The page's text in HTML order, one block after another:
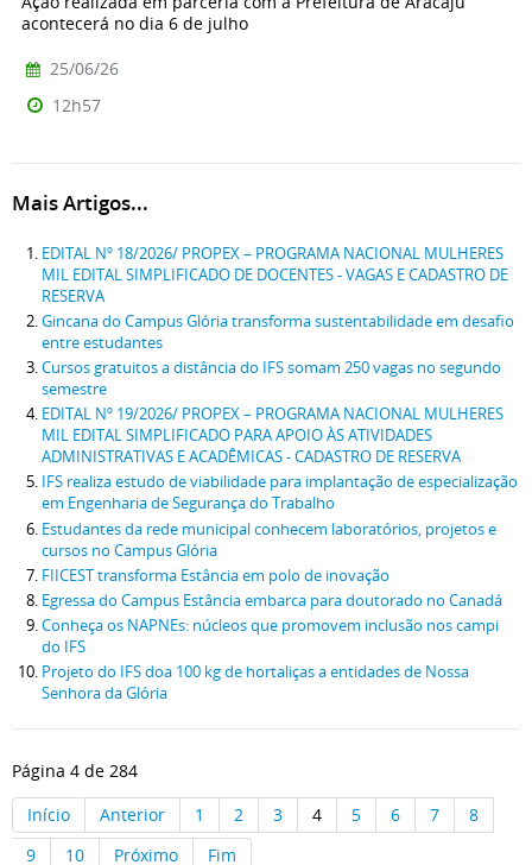
acontecerá no dia 6 de julho
25/06/26
12h57
Mais Artigos...
EDITAL Nº 18/2026/ PROPEX – PROGRAMA NACIONAL MULHERES
MIL EDITAL SIMPLIFICADO DE DOCENTES - VAGAS E CADASTRO DE
RESERVA
Gincana do Campus Glória transforma sustentabilidade em desafio
entre estudantes
Cursos gratuitos a distância do IFS somam 250 vagas no segundo
semestre
EDITAL Nº 19/2026/ PROPEX – PROGRAMA NACIONAL MULHERES
MIL EDITAL SIMPLIFICADO PARA APOIO ÀS ATIVIDADES
ADMINISTRATIVAS E ACADÊMICAS - CADASTRO DE RESERVA
IFS realiza estudo de viabilidade para implantação de especialização
em Engenharia de Segurança do Trabalho
Estudantes da rede municipal conhecem laboratórios, projetos e
cursos no Campus Glória
FIICEST transforma Estância em polo de inovação
Egressa do Campus Estância embarca para doutorado no Canadá
Conheça os NAPNEs: núcleos que promovem inclusão nos campi
do IFS
Projeto do IFS doa 100 kg de hortaliças a entidades de Nossa
Senhora da Glória
Página 4 de 284
Início
Anterior 1 2 3 4 5 6 7
8
9
10 Próximo Fim